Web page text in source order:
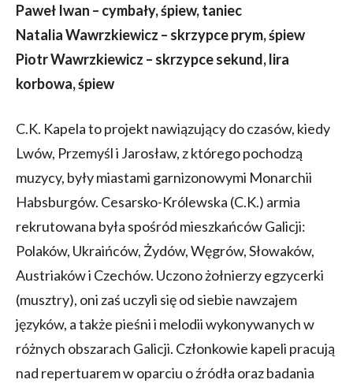
Paweł Iwan – cymbały, śpiew, taniec
Natalia Wawrzkiewicz – skrzypce prym, śpiew
Piotr Wawrzkiewicz – skrzypce sekund, lira
korbowa, śpiew
C.K. Kapela to projekt nawiązujący do czasów, kiedy
Lwów, Przemyśl i Jarosław, z którego pochodzą
muzycy, były miastami garnizonowymi Monarchii
Habsburgów. Cesarsko-Królewska (C.K.) armia
rekrutowana była spośród mieszkańców Galicji:
Polaków, Ukraińców, Żydów, Węgrów, Słowaków,
Austriaków i Czechów. Uczono żołnierzy egzycerki
(musztry), oni zaś uczyli się od siebie nawzajem
języków, a także pieśni i melodii wykonywanych w
różnych obszarach Galicji. Członkowie kapeli pracują
nad repertuarem w oparciu o źródła oraz badania